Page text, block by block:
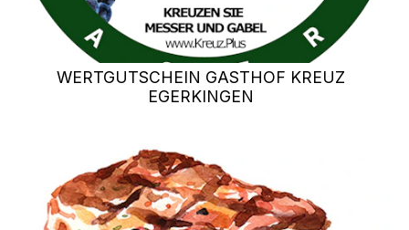
WERTGUTSCHEIN GASTHOF KREUZ
EGERKINGEN